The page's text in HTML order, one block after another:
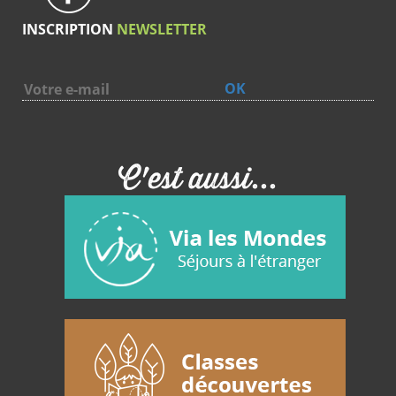
des activités concrètes autour des fossiles et de l’histoire
monde.
grandes aventures, les mondes disparus, les traces à
pour cela que cette page trouve naturellement sa place
colonies de vacances thématiquesdu Club
Aladin, aux côtés d’autres univers forts comme
Pour les familles qui cherchent d’autres séjours dans ce
même environnement, vous pouvez aussi découvrir le
INSCRIPTION NEWSLETTER
OK
C'est aussi...